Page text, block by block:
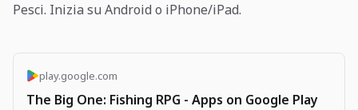
Pesci. Inizia su Android o iPhone/iPad.
play.google.com
The Big One: Fishing RPG - Apps on Google Play